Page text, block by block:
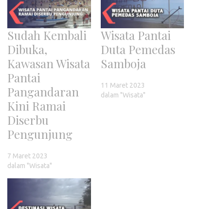
Sudah Kembali
Dibuka,
Kawasan Wisata
Pantai
Pangandaran
Kini Ramai
Diserbu
Pengunjung
7 Maret 2023
dalam "Wisata"
Wisata Pantai
Duta Pemedas
Samboja
11 Maret 2023
dalam "Wisata"